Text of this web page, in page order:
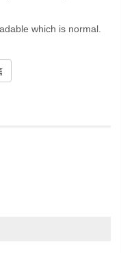
which is normal.